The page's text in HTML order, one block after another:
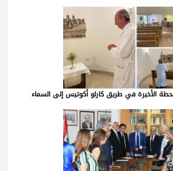
الأخيرة في طريق كارلو أكوتيس إلى السماء